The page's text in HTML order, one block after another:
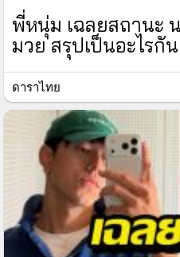
พี่หนุ่ม เฉลยสถานะ
มวย สรุปเป็นอะไรกัน
ดาราไทย